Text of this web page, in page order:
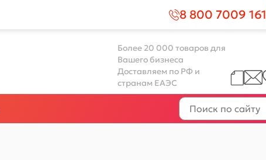
8 800 7009 161
Более 20 000 товаров для
Вашего бизнеса
Доставляем по РФ и
странам ЕАЭС